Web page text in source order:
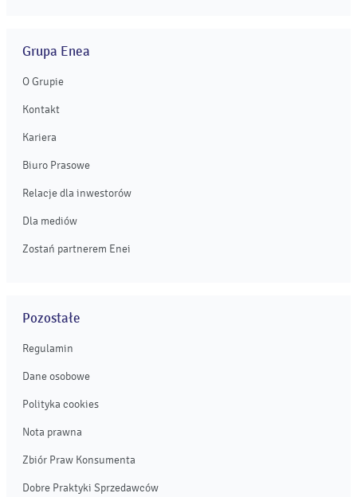
Grupa Enea
O Grupie
Kontakt
Kariera
Biuro Prasowe
Relacje dla inwestorów
Dla mediów
Zostań partnerem Enei
Pozostałe
Regulamin
Dane osobowe
Polityka cookies
Nota prawna
Zbiór Praw Konsumenta
Dobre Praktyki Sprzedawców